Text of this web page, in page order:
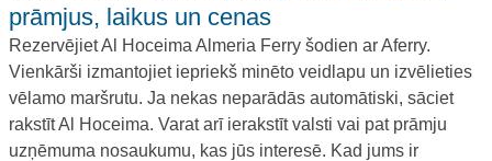
prāmjus, laikus un cenas
Rezervējiet Al Hoceima Almeria Ferry šodien ar Aferry.
Vienkārši izmantojiet iepriekš minēto veidlapu un izvēlieties
vēlamo maršrutu. Ja nekas neparādās automātiski, sāciet
rakstīt Al Hoceima. Varat arī ierakstīt valsti vai pat prāmju
uzņēmuma nosaukumu, kas jūs interesē. Kad jums ir